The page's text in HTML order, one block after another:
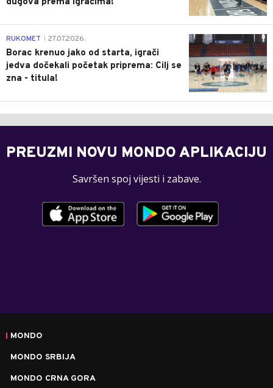
0
RUKOMET 27.07.2026.
Borac krenuo jako od starta, igrači
jedva dočekali početak priprema: Cilj se
zna - titula!
PREUZMI NOVU MONDO APLIKACIJU
Savršen spoj vijesti i zabave.
MONDO
MONDO SRBIJA
MONDO CRNA GORA